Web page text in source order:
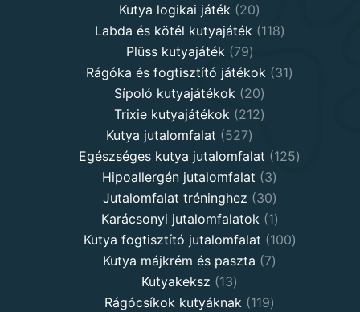
products
Kutya logikai játék 2020
products
Labda és kötél kutyajáték 118118
Plüss kutyajáték 7979
products
Rágóka és fogtisztító játékok 3131
Sípoló kutyajátékok 2020
products
Trixie kutyajátékok 212212
Kutya jutalomfalat 527527
products
Egészséges kutya jutalomfalat 125125
Hipoallergén jutalomfalat 33
products
Jutalomfalat tréninghez 3030
products
Karácsonyi jutalomfalatok 11
product
Kutya fogtisztító jutalomfalat 100100
Kutya májkrém és paszta 77
Kutyakeksz 1313
products
Rágócsíkok kutyáknak 119119